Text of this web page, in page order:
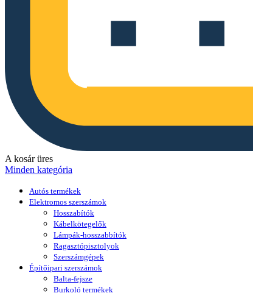
A kosár üres
Minden kategória
Autós termékek
Elektromos szerszámok
Hosszabítók
Kábelkötegelők
Lámpák-hosszabbítók
Ragasztópisztolyok
Szerszámgépek
Építőipari szerszámok
Balta-fejsze
Burkoló termékek